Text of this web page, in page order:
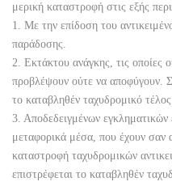
μερική καταστροφή στις εξής
1. Με την επίδοση του
παράδοσης.
2. Εκτάκτου ανάγκης, τις οποίες
προβλέψουν ούτε να αποφύγουν.
το καταβληθέν ταχυδρομικό
3. Αποδεδειγμένων εγκληματικών
μεταφορικά μέσα, που έχουν σαν
καταστροφή ταχυδρομικών
επιστρέφεται το καταβληθέν